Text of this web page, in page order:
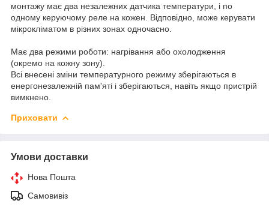
монтажу має два незалежних датчика температури, і по
одному керуючому реле на кожен. Відповідно, може керувати
мікрокліматом в різних зонах одночасно.
Має два режими роботи: нагрівання або охолодження
(окремо на кожну зону).
Всі внесені зміни температурного режиму зберігаються в
енергонезалежній пам'яті і зберігаються, навіть якщо пристрій
вимкнено.
Приховати
Умови доставки
Нова Пошта
Самовивіз